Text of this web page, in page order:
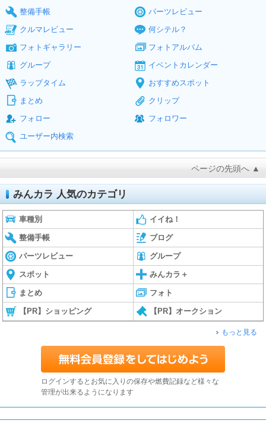
整備手帳
パーツレビュー
クルマレビュー
何シテル？
フォトギャラリー
フォトアルバム
グループ
イベントカレンダー
ラップタイム
おすすめスポット
まとめ
クリップ
フォロー
フォロワー
ユーザー内検索
ページの先頭へ ▲
みんカラ 人気のカテゴリ
車種別 イイね！
整備手帳 ブログ
パーツレビュー グループ
スポット みんカラ＋
まとめ フォト
【PR】ショッピング 【PR】オークション
もっと見る
ログインするとお気に入りの保存や燃費記録など様々な
管理が出来るようになります